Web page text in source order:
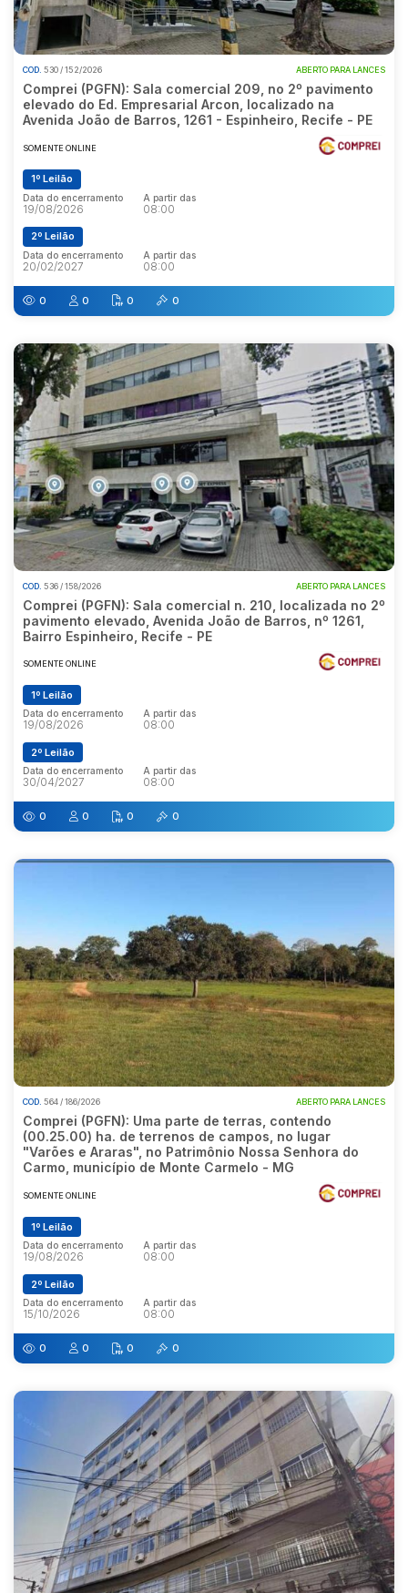
COD. 530 / 152/2026 ABERTO PARA LANCES
Comprei (PGFN): Sala comercial 209, no 2º pavimento
elevado do Ed. Empresarial Arcon, localizado na
Avenida João de Barros, 1261 - Espinheiro, Recife - PE
SOMENTE ONLINE
1º Leilão
Data do encerramento
19/08/2026
A partir das
08:00
2º Leilão
Data do encerramento
20/02/2027
A partir das
08:00
0 0 0 0
COD. 536 / 158/2026 ABERTO PARA LANCES
Comprei (PGFN): Sala comercial n. 210, localizada no 2º
pavimento elevado, Avenida João de Barros, nº 1261,
Bairro Espinheiro, Recife - PE
SOMENTE ONLINE
1º Leilão
Data do encerramento
19/08/2026
A partir das
08:00
2º Leilão
Data do encerramento
30/04/2027
A partir das
08:00
0 0 0 0
COD. 564 / 186/2026 ABERTO PARA LANCES
Comprei (PGFN): Uma parte de terras, contendo
(00.25.00) ha. de terrenos de campos, no lugar
"Varões e Araras", no Patrimônio Nossa Senhora do
Carmo, município de Monte Carmelo - MG
SOMENTE ONLINE
1º Leilão
Data do encerramento
19/08/2026
A partir das
08:00
2º Leilão
Data do encerramento
15/10/2026
A partir das
08:00
0 0 0 0